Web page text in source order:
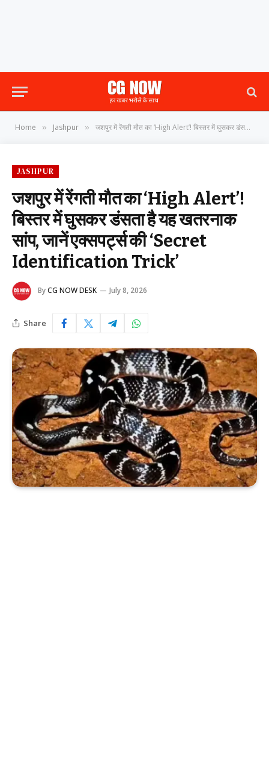
Home » Jashpur » जशपुर में रेंगती मौत का ‘High Alert’! बिस्तर में घुसकर डंसता है यह खतरनाक सांप, जानें एक्सपर्ट्स की ‘Secret Identification Trick’
JASHPUR
जशपुर में रेंगती मौत का ‘High Alert’!
बिस्तर में घुसकर डंसता है यह खतरनाक
सांप, जानें एक्सपर्ट्स की ‘Secret
Identification Trick’
ByCG NOW DESK July 8, 2026
Share